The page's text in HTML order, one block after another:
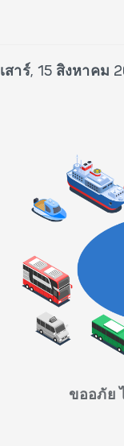
เสาร์, 15 สิงหาคม
ขออภัย